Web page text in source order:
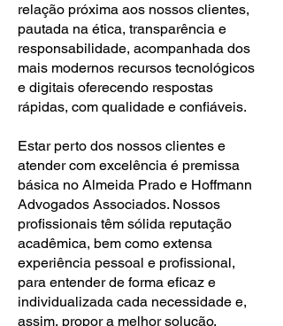
relação próxima aos nossos clientes,
pautada na ética, transparência e
responsabilidade, acompanhada dos
mais modernos recursos tecnológicos
e digitais oferecendo respostas
rápidas, com qualidade e confiáveis.
Estar perto dos nossos clientes e
atender com excelência é premissa
básica no Almeida Prado e Hoffmann
Advogados Associados. Nossos
profissionais têm sólida reputação
acadêmica, bem como extensa
experiência pessoal e profissional,
para entender de forma eficaz e
individualizada cada necessidade e,
assim, propor a melhor solução.